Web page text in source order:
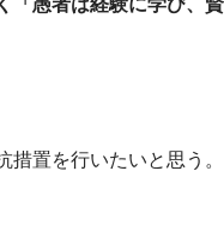
「愚者は経験に学び、賢
置を行いたいと思う。